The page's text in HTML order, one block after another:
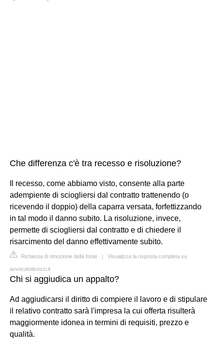
Che differenza c'è tra recesso e risoluzione?
Il recesso, come abbiamo visto, consente alla parte
adempiente di sciogliersi dal contratto trattenendo (o
ricevendo il doppio) della caparra versata, forfettizzando
in tal modo il danno subito. La risoluzione, invece,
permette di sciogliersi dal contratto e di chiedere il
risarcimento del danno effettivamente subito.
Richiesta di rimozione della fonte | Visualizza la risposta completa su
avvocatoticozzi.it
Chi si aggiudica un appalto?
Ad aggiudicarsi il diritto di compiere il lavoro e di stipulare
il relativo contratto sarà l'impresa la cui offerta risulterà
maggiormente idonea in termini di requisiti, prezzo e
qualità.